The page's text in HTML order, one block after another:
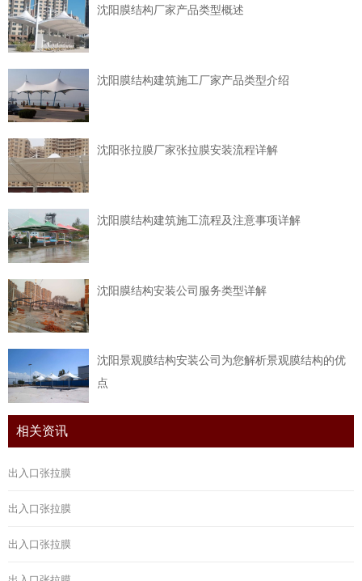
沈阳膜结构厂家产品类型概述
沈阳膜结构建筑施工厂家产品类型介绍
沈阳张拉膜厂家张拉膜安装流程详解
沈阳膜结构建筑施工流程及注意事项详解
沈阳膜结构安装公司服务类型详解
沈阳景观膜结构安装公司为您解析景观膜结构的优
点
相关资讯
出入口张拉膜
出入口张拉膜
出入口张拉膜